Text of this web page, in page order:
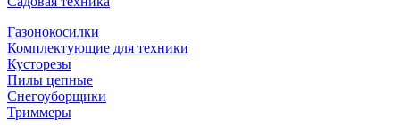
Газонокосилки
Комплектующие для техники
Кусторезы
Пилы цепные
Снегоуборщики
Триммеры